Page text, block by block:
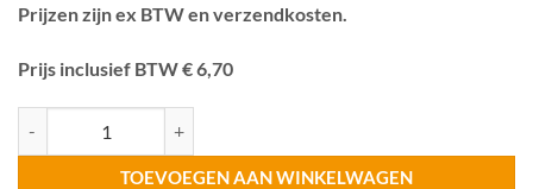
Prijzen zijn ex BTW en verzendkosten.
Prijs inclusief BTW € 6,70
TOEVOEGEN AAN WINKELWAGEN